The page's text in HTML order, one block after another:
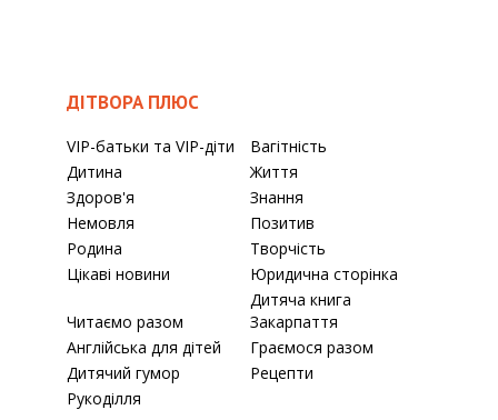
ДІТВОРА ПЛЮС
VIP-батьки та VIP-діти
Вагітність
Дитина
Життя
Здоров'я
Знання
Немовля
Позитив
Родина
Творчість
Цікаві новини
Юридична сторінка
Читаємо разом
Дитяча книга
Закарпаття
Англійська для дітей
Граємося разом
Дитячий гумор
Рецепти
Рукоділля